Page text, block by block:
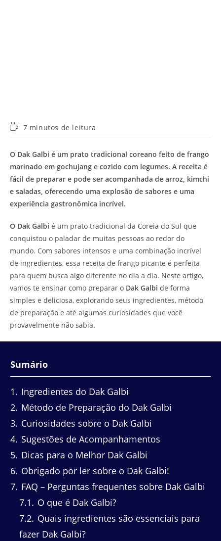
Tempo7 minutos de leitura
O Dak Galbi é um prato tradicional coreano feito de frango
marinado em gochujang e cozido com legumes. A receita é
fácil de preparar e pode ser acompanhada de arroz, kimchi
e saladas, oferecendo uma explosão de sabores e uma
experiência gastronômica incrível.
O Dak Galbi é um prato tradicional da Coreia do Sul que
conquistou o paladar de muitas pessoas ao redor do
mundo. Com sabores intensos e uma combinação incrível
de ingredientes, essa receita de frango picante é perfeita
para quem busca algo diferente no dia a dia. Neste artigo,
vamos te ensinar como preparar o Dak Galbi de forma
simples e deliciosa, explorando seus ingredientes, método
de preparação e até algumas curiosidades que você
provavelmente não sabia.
Sumário
1
Ingredientes do Dak Galbi
2 Método de Preparação do Dak Galbi
3 Curiosidades sobre o Dak Galbi
4 Sugestões de Acompanhamentos
5 Dicas para o Melhor Dak Galbi
6 Obrigado por ler sobre o Dak Galbi!
7 FAQ – Perguntas frequentes sobre Dak Galbi
7.1
O que é Dak Galbi?
7.2 Quais ingredientes são essenciais para
fazer Dak Galbi?